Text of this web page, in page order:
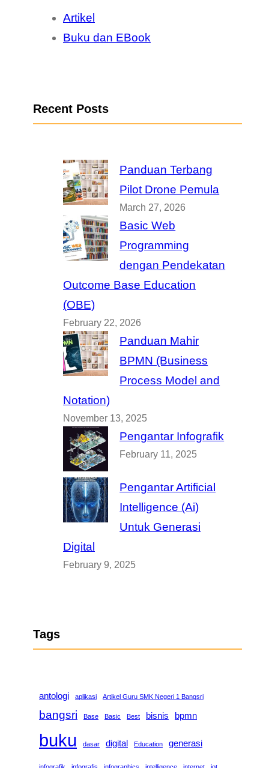
Artikel
Buku dan EBook
Recent Posts
Panduan Terbang
Pilot Drone Pemula
March 27, 2026
Basic Web
Programming
dengan Pendekatan
Outcome Base Education
(OBE)
February 22, 2026
Panduan Mahir
BPMN (Business
Process Model and
Notation)
November 13, 2025
Pengantar Infografik
February 11, 2025
Pengantar Artificial
Intelligence (Ai)
Untuk Generasi
Digital
February 9, 2025
Tags
antologi aplikasi Artikel Guru SMK Negeri 1 Bangsri
bangsri Base Basic Best bisnis bpmn
buku dasar digital Education generasi
infografik infografis infographics intelligence internet iot